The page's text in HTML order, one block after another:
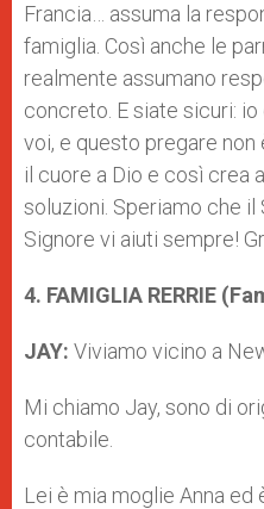
Francia… assuma la
famiglia. Così anche le
realmente assumano
concreto. E siate sicuri:
voi, e questo pregare non
il cuore a Dio e così crea
soluzioni. Speriamo che il
Signore vi aiuti sempre!
4. FAMIGLIA RERRIE
JAY: Viviamo vicino a
Mi chiamo Jay, sono di
contabile.
Lei è mia moglie Anna ed